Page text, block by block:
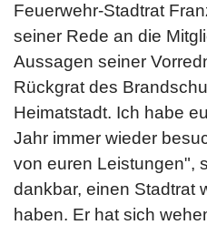
Feuerwehr-Stadtrat
seiner Rede an die
Aussagen seiner
Rückgrat des
Heimatstadt. Ich habe
Jahr immer wieder
von euren Leistungen",
dankbar, einen Stadtrat
haben. Er hat sich